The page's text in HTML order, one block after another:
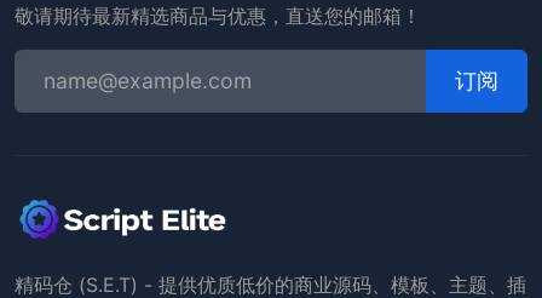
敬请期待最新精选商品与优惠，直送您的邮箱！
订阅
精码仓 (S.E.T) - 提供优质低价的商业源码、模板、主题、插